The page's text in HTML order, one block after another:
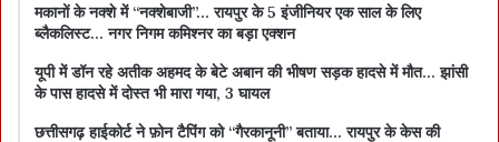
मकानों के नक्शे में “नक्शेबाजी”… रायपुर के 5 इंजीनियर एक साल के लिए
ब्लैकलिस्ट… नगर निगम कमिश्नर का बड़ा एक्शन
यूपी में डॉन रहे अतीक अहमद के बेटे अबान की भीषण सड़क हादसे में मौत… झांसी
के पास हादसे में दोस्त भी मारा गया, 3 घायल
छत्तीसगढ़ हाईकोर्ट ने फ़ोन टैपिंग को “गैरकानूनी” बताया… रायपुर के केस की